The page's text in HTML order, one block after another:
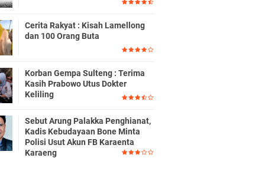
Cerita Rakyat : Kisah Lamellong
dan 100 Orang Buta
Korban Gempa Sulteng : Terima
Kasih Prabowo Utus Dokter
Keliling
Sebut Arung Palakka Penghianat,
Kadis Kebudayaan Bone Minta
Polisi Usut Akun FB Karaenta
Karaeng